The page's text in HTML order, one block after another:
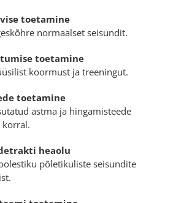
toetamine
normaalset seisundit.
toetamine
koormust ja treeningut.
toetamine
astma ja hingamisteede
korral.
heaolu
põletikuliste seisundite